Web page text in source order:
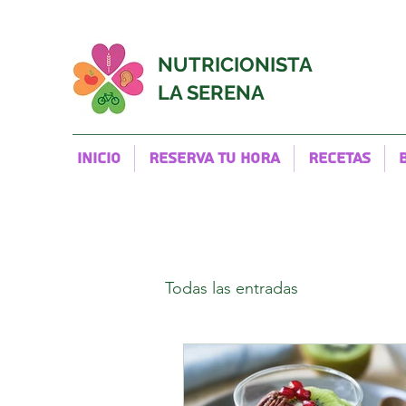
NUTRICIONISTA
LA SERENA
Inicio RESERVA TU HORA Recetas
Todas las entradas